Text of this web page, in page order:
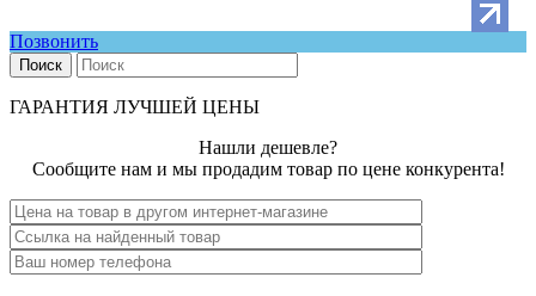
Позвонить
Поиск
ГАРАНТИЯ ЛУЧШЕЙ ЦЕНЫ
Нашли дешевле?
Сообщите нам и мы продадим товар по цене конкурента!